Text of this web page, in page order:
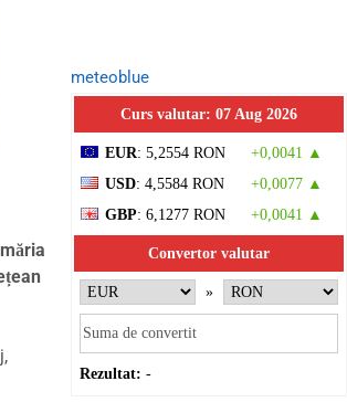
meteoblue
Curs valutar: 07 Aug 2026
EUR: 5,2554 RON
+0,0041 ▲
USD: 4,5584 RON
+0,0077 ▲
GBP: 6,1277 RON +0,0041 ▲
Convertor valutar
»
Rezultat: -